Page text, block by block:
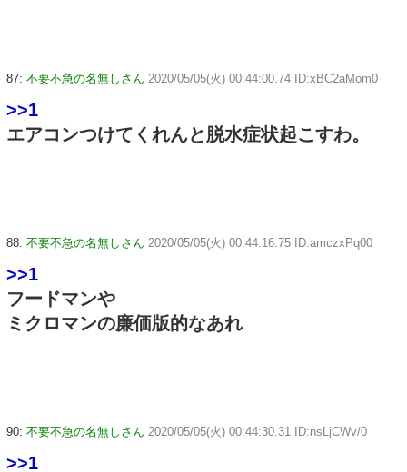
87: 不要不急の名無しさん 2020/05/05(火) 00:44:00.74 ID:xBC2aMom0
>>1
エアコンつけてくれんと脱水症状起こすわ。
88: 不要不急の名無しさん 2020/05/05(火) 00:44:16.75 ID:amczxPq00
>>1
フードマンや
ミクロマンの廉価版的なあれ
90: 不要不急の名無しさん 2020/05/05(火) 00:44:30.31 ID:nsLjCWv/0
>>1